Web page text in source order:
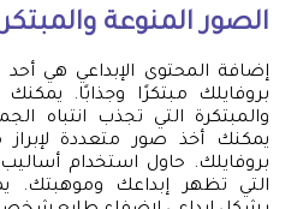
الصور المنوعة
إضافة المحتوى الإبداعي هي
بروفايلك مبتكرًا وجذابًا.
والمبتكرة التي تجذب انتباه
يمكنك أخذ صور متعددة
بروفايلك. حاول استخدام أساليب
التي تظهر إبداعك وموهبتك.